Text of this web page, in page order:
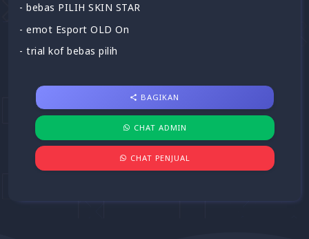
- bebas PILIH SKIN STAR
- emot Esport OLD On
- trial kof bebas pilih
BAGIKAN
CHAT ADMIN
CHAT PENJUAL